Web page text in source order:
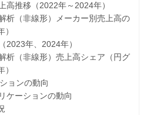
推移（2022年～2024年）
非線形）メーカー別売上高の
年、2024年）
非線形）売上高シェア（円グ
ョンの動向
ーションの動向